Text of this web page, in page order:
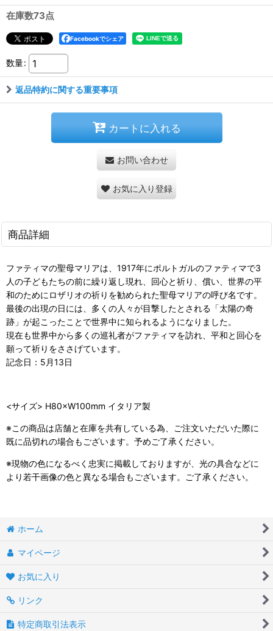
在庫数73点
Facebookでシェア
数量:
返品特約に関する重要事項
カートに入れる
お問い合わせ
お気に入り登録
商品詳細
ファティマの聖母マリアは、1917年にポルトガルのファティマで3
人の子どもたちの前に繰り返し現れ、回心と祈り、償い、世界の平
和のためにロザリオの祈りを勧められた聖母マリアの呼び名です。
最後の出現の日には、多くの人々が目撃したとされる「太陽の奇
跡」が起こったことで世界中に知られるようになりました。
現在も世界中から多くの巡礼者がファティマを訪れ、平和と回心を
願って祈りをささげています。
記念日：5月13日
<サイズ> H80×W100mm イタリア製
※この商品は店舗と在庫を共有している為、ご注文いただいた際に
既に品切れの場合もございます。予めご了承ください。
※現物の色になるべく忠実に掲載しておりますが、光の具合などに
より若干画像の色と異なる場合もございます。ご了承ください。
ホーム
マイページ
お気に入り
リンク
特定商取引法表示